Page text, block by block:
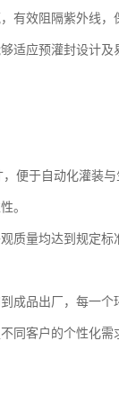
有效阻隔紫外线，
适应预灌封设计
便于自动化灌装
。
质量均达到规定标
成品出厂，每一
同客户的个性化需